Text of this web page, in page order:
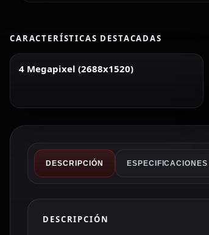
CARACTERÍSTICAS DESTACADAS
4 Megapixel (2688x1520)
DESCRIPCIÓN ESPECIFICACIONES
DESCRIPCIÓN